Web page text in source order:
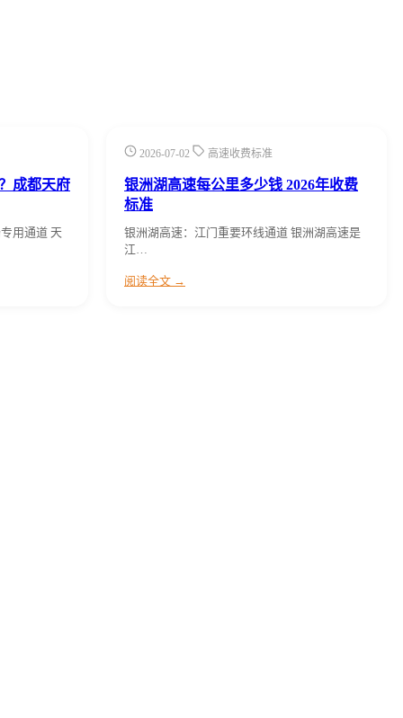
成都天府
用通道 天
2026-07-02 高速收费标准
银洲湖高速每公里多少钱 2026年收费
标准
银洲湖高速：江门重要环线通道 银洲湖高速是
江…
阅读全文 →